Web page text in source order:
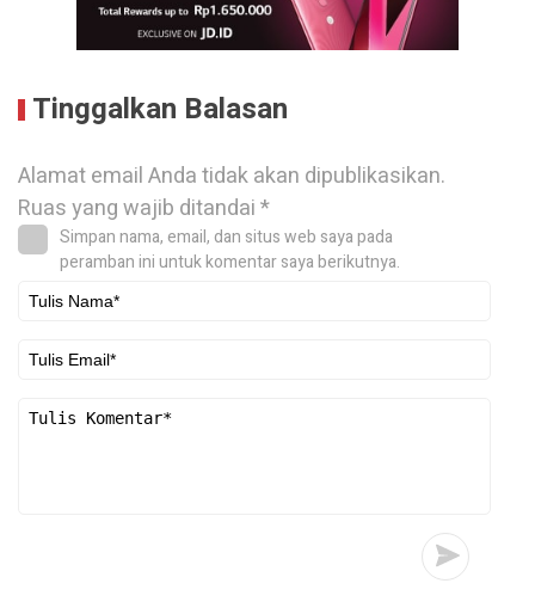
Tinggalkan Balasan
Alamat email Anda tidak akan dipublikasikan.
Ruas yang wajib ditandai*
Simpan nama, email, dan situs web saya pada
peramban ini untuk komentar saya berikutnya.